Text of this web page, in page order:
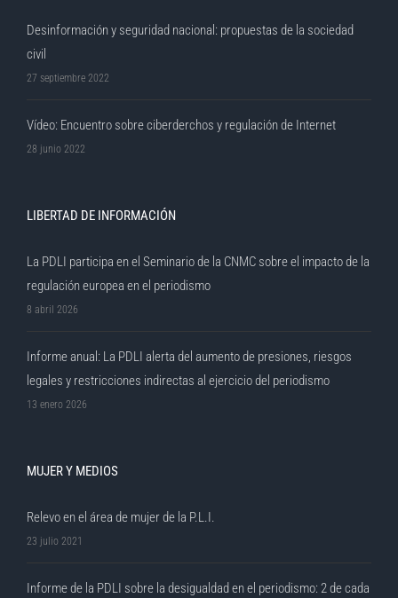
Desinformación y seguridad nacional: propuestas de la sociedad
civil
27 septiembre 2022
Vídeo: Encuentro sobre ciberderchos y regulación de Internet
28 junio 2022
LIBERTAD DE INFORMACIÓN
La PDLI participa en el Seminario de la CNMC sobre el impacto de la
regulación europea en el periodismo
8 abril 2026
Informe anual: La PDLI alerta del aumento de presiones, riesgos
legales y restricciones indirectas al ejercicio del periodismo
13 enero 2026
MUJER Y MEDIOS
Relevo en el área de mujer de la P.L.I.
23 julio 2021
Informe de la PDLI sobre la desigualdad en el periodismo: 2 de cada